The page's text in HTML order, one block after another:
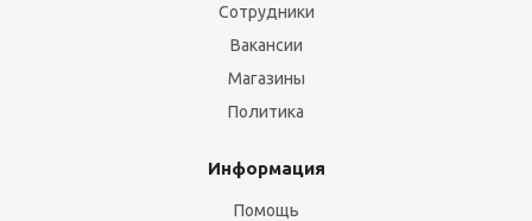
Сотрудники
Вакансии
Магазины
Политика
Информация
Помощь